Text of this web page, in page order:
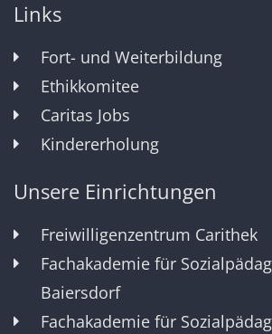
Links
Fort- und Weiterbildung
Ethikkomitee
Caritas Jobs
Kindererholung
Unsere Einrichtungen
Freiwilligenzentrum Carithek
Fachakademie für
Baiersdorf
Fachakademie für